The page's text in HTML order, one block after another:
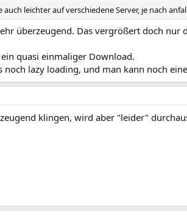
auch leichter auf verschiedene Server, je nach
überzeugend. Das vergrößert doch nur
quasi einmaliger Download.
noch lazy loading, und man kann noch
klingen, wird aber "leider"